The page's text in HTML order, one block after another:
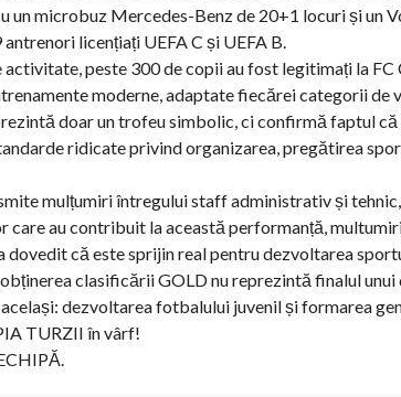
un microbuz Mercedes-Benz de 20+1 locuri și un
licențiați UEFA C și UEFA B.
activitate, peste 300 de copii au fost legitimați la
moderne, adaptate fiecărei categorii de
doar un trofeu simbolic, ci confirmă faptul
ridicate privind organizarea, pregătirea
mulțumiri întregului staff administrativ și
au contribuit la această performanță,
dovedit că este sprijin real pentru dezvoltarea
clasificării GOLD nu reprezintă finalul unui
dezvoltarea fotbalului juvenil și formarea
TURZII în vârf!